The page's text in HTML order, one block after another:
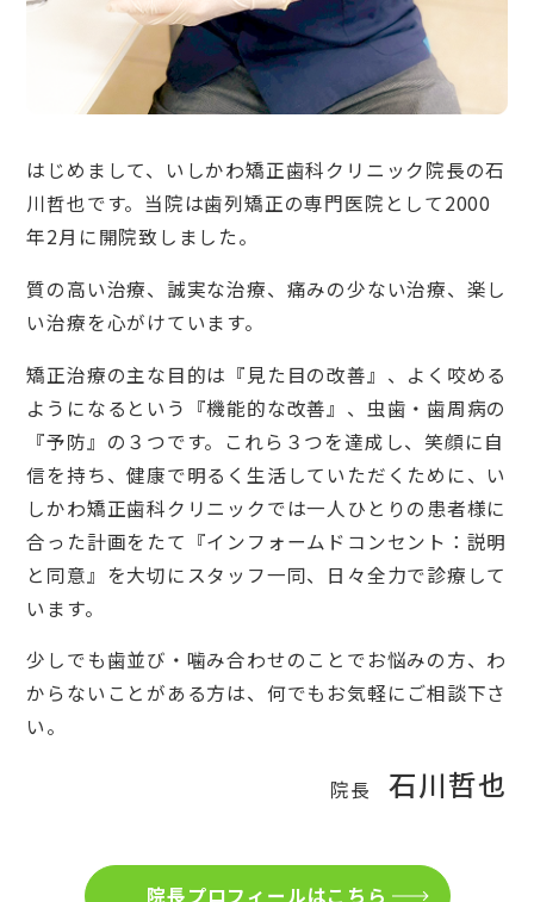
はじめまして、いしかわ矯正歯科クリニック院長の石
川哲也です。当院は歯列矯正の専門医院として2000
年2月に開院致しました。
質の高い治療、誠実な治療、痛みの少ない治療、楽し
い治療を心がけています。
矯正治療の主な目的は『見た目の改善』、よく咬める
ようになるという『機能的な改善』、虫歯・歯周病の
『予防』の３つです。これら３つを達成し、笑顔に自
信を持ち、健康で明るく生活していただくために、い
しかわ矯正歯科クリニックでは一人ひとりの患者様に
合った計画をたて『インフォームドコンセント：説明
と同意』を大切にスタッフ一同、日々全力で診療して
います。
少しでも歯並び・噛み合わせのことでお悩みの方、わ
からないことがある方は、何でもお気軽にご相談下さ
い。
院長 石川哲也
院長プロフィールはこちら